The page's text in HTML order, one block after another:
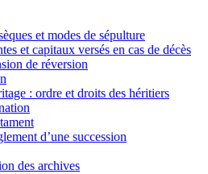
et modes de sépulture
et capitaux versés en cas de décès
de réversion
: ordre et droits des héritiers
d’une succession
des archives